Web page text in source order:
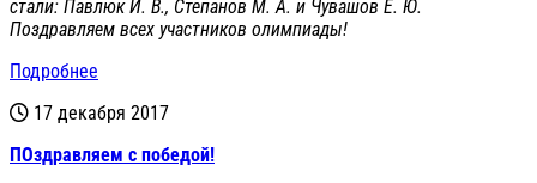
стали: Павлюк И. В., Степанов М. А. и Чувашов Е. Ю.
Поздравляем всех участников олимпиады!
Подробнее
17 декабря 2017
ПОздравляем с победой!